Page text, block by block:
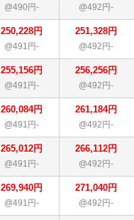
@490円- @492円-
250,228円
@491円-
251,328円
@492円-
255,156円
@491円-
256,256円
@492円-
260,084円
@491円-
261,184円
@492円-
265,012円
@491円-
266,112円
@492円-
269,940円
@491円-
271,040円
@492円-